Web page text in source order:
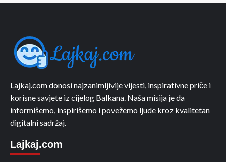
Lajkaj.com donosi najzanimljivije vijesti, inspirativne priče i
korisne savjete iz cijelog Balkana. Naša misija je da
informišemo, inspirišemo i povežemo ljude kroz kvalitetan
digitalni sadržaj.
Lajkaj.com